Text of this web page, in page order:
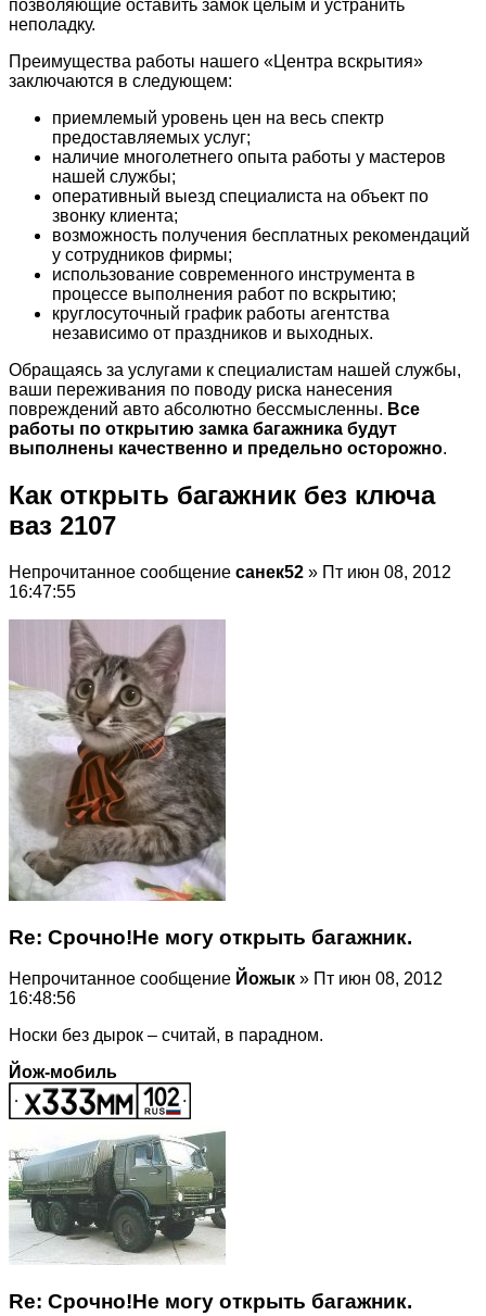
позволяющие оставить замок целым и устранить
неполадку.
Преимущества работы нашего «Центра вскрытия»
заключаются в следующем:
приемлемый уровень цен на весь спектр
предоставляемых услуг;
наличие многолетнего опыта работы у мастеров
нашей службы;
оперативный выезд специалиста на объект по
звонку клиента;
возможность получения бесплатных рекомендаций
у сотрудников фирмы;
использование современного инструмента в
процессе выполнения работ по вскрытию;
круглосуточный график работы агентства
независимо от праздников и выходных.
Обращаясь за услугами к специалистам нашей службы,
ваши переживания по поводу риска нанесения
повреждений авто абсолютно бессмысленны. Все
работы по открытию замка багажника будут
выполнены качественно и предельно осторожно.
Как открыть багажник без ключа
ваз 2107
Непрочитанное сообщение санек52 » Пт июн 08, 2012
16:47:55
Re: Срочно!Не могу открыть багажник.
Непрочитанное сообщение Йожык » Пт июн 08, 2012
16:48:56
Носки без дырок – считай, в парадном.
Йож-мобиль
Re: Срочно!Не могу открыть багажник.